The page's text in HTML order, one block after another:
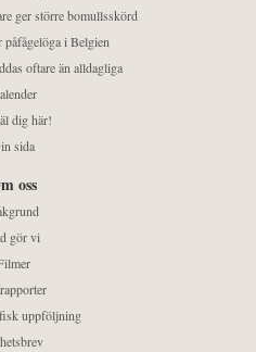
ger större bomullsskörd
påfågelöga i Belgien
oftare än alldagliga
dig här!
sida
oss
gör vi
uppföljning